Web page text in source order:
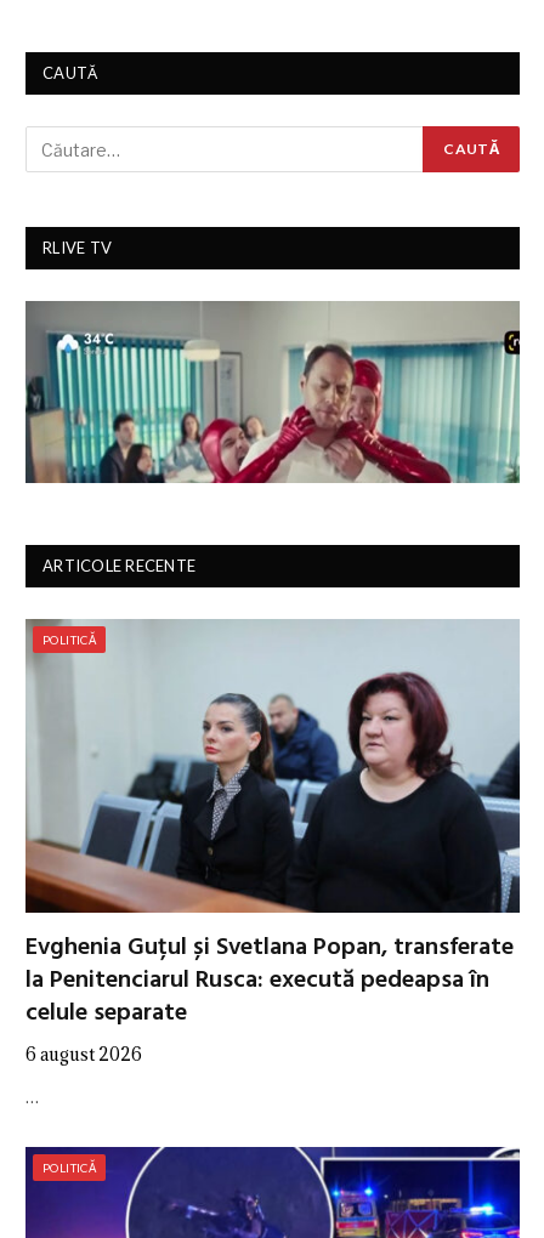
CAUTĂ
RLIVE TV
ARTICOLE RECENTE
POLITICĂ
Evghenia Guțul și Svetlana Popan, transferate
la Penitenciarul Rusca: execută pedeapsa în
celule separate
6 august 2026
…
POLITICĂ